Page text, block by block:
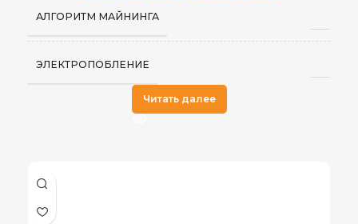
АЛГОРИТМ МАЙНИНГА
ЭЛЕКТРОПОБЛЕНИЕ
Читать далее